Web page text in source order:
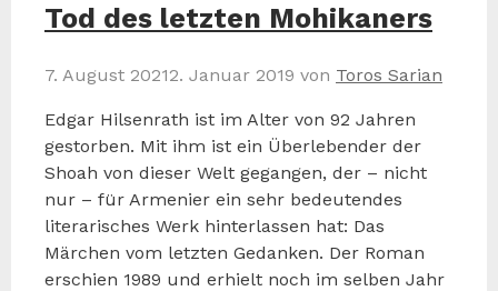
Tod des letzten Mohikaners
7. August 20212. Januar 2019 von Toros Sarian
Edgar Hilsenrath ist im Alter von 92 Jahren
gestorben. Mit ihm ist ein Überlebender der
Shoah von dieser Welt gegangen, der – nicht
nur – für Armenier ein sehr bedeutendes
literarisches Werk hinterlassen hat: Das
Märchen vom letzten Gedanken. Der Roman
erschien 1989 und erhielt noch im selben Jahr